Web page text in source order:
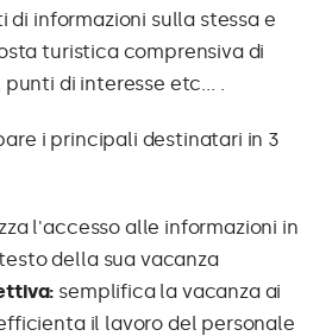
di informazioni sulla stessa e
turistica comprensiva di
di interesse etc... .
i principali destinatari in 3
l'accesso alle informazioni in
della sua vacanza
semplifica la vacanza ai
il lavoro del personale